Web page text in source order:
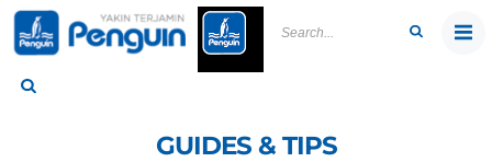
Skip
content
GUIDES & TIPS